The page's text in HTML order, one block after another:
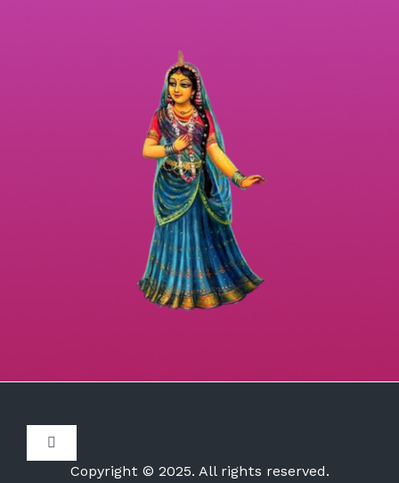
Toggle
Navigation
Copyright © 2025. All rights reserved.